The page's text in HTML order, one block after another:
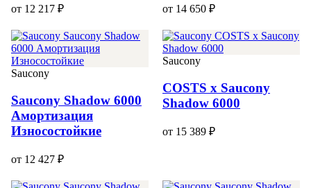
от 12 217 ₽ от 14 650 ₽
Saucony
Saucony Shadow 6000
Амортизация
Износостойкие
от 12 427 ₽
Saucony
COSTS x Saucony
Shadow 6000
от 15 389 ₽